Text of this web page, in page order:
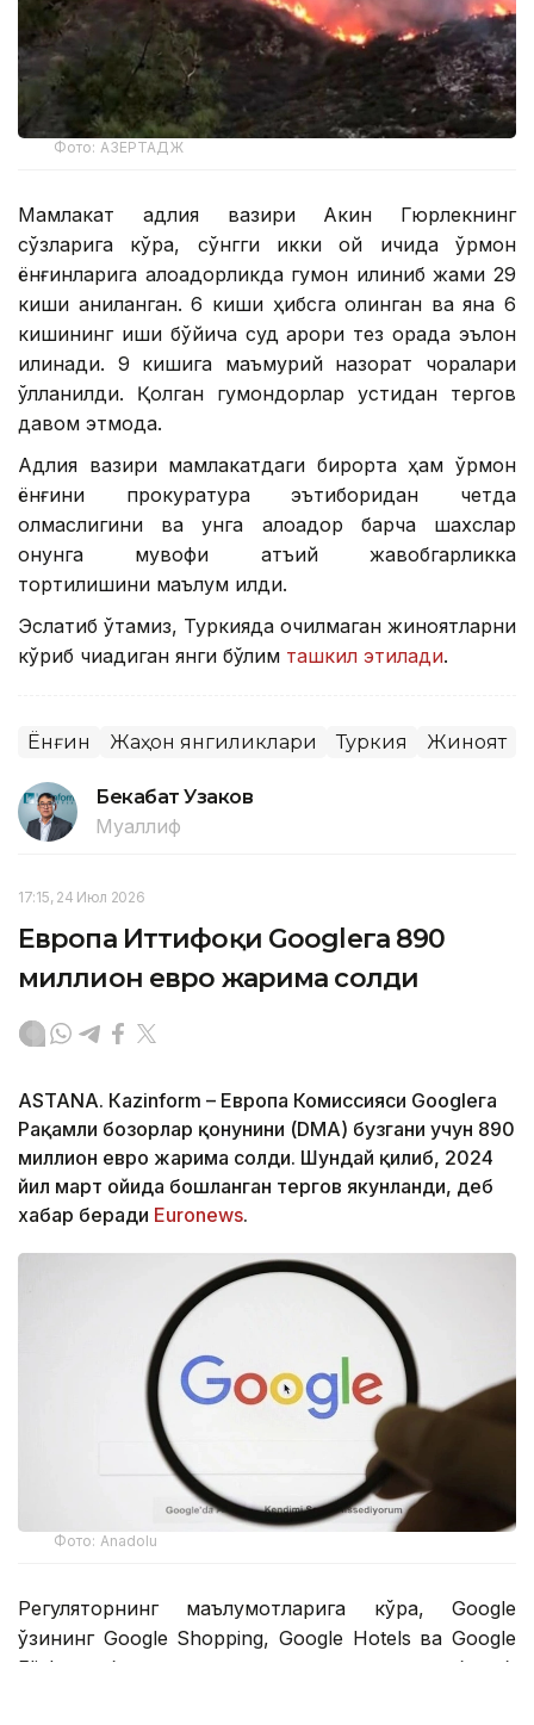
Фото: АЗЕРТАДЖ
Мамлакат адлия вазири Акин Гюрлекнинг
сўзларига кўра, сўнгги икки ой ичида ўрмон
ёнғинларига алоқадорликда гумон қилиниб жами 29
киши аниқланган. 6 киши ҳибсга олинган ва яна 6
кишининг иши бўйича суд қарори тез орада эълон
қилинади. 9 кишига маъмурий назорат чоралари
қўлланилди. Қолган гумондорлар устидан тергов
давом этмоқда.
Адлия вазири мамлакатдаги бирорта ҳам ўрмон
ёнғини прокуратура эътиборидан четда
қолмаслигини ва унга алоқадор барча шахслар
қонунга мувофиқ қатъий жавобгарликка
тортилишини маълум қилди.
Эслатиб ўтамиз, Туркияда очилмаган жиноятларни
кўриб чиқадиган янги бўлим ташкил этилади.
Ёнғин Жаҳон янгиликлари Туркия Жиноят
Бекабат Узаков
Муаллиф
17:15, 24 Июл 2026
Европа Иттифоқи Googleга 890
миллион евро жарима солди
ASTANА. Кazinform – Европа Комиссияси Googleга
Рақамли бозорлар қонунини (DMA) бузгани учун 890
миллион евро жарима солди. Шундай қилиб, 2024
йил март ойида бошланган тергов якунланди, деб
хабар беради Euronews.
Фото: Аnadolu
Регуляторнинг маълумотларига кўра, Google
ўзининг Google Shopping, Google Hotels ва Google
Flights каби хизматларига устувор аҳамият бериб,